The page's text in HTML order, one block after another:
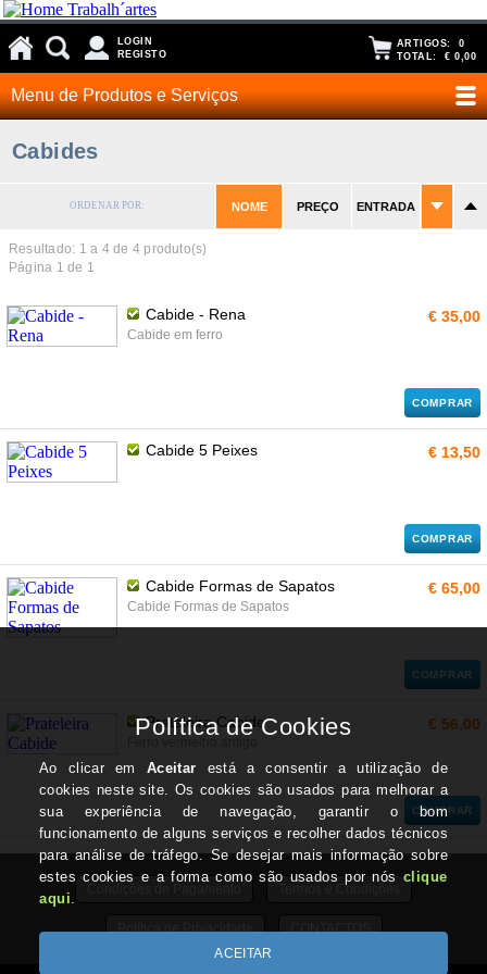
LOGIN
REGISTO
ARTIGOS: 0
TOTAL: € 0,00
Menu de Produtos e Serviços
Cabides
ORDENAR POR: NOME PREÇO ENTRADA
Resultado: 1 a 4de 4 produto(s)
Página 1 de 1
Cabide - Rena
Cabide em ferro
€ 35,00
COMPRAR
Cabide 5 Peixes € 13,50
COMPRAR
Cabide Formas de Sapatos
Cabide Formas de Sapatos
€ 65,00
COMPRAR
Prateleira Cabide € 56,00
COMPRAR
Termos e Condições
Política de Privacidade CONTACTOS